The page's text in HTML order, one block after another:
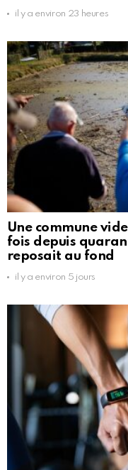
il y a environ 23 heures
Une commune
fois depuis
reposait au fond
il y a environ 5 jours